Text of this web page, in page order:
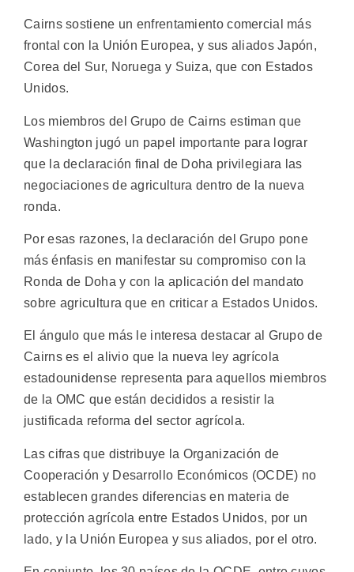
Cairns sostiene un enfrentamiento comercial más
frontal con la Unión Europea, y sus aliados Japón,
Corea del Sur, Noruega y Suiza, que con Estados
Unidos.
Los miembros del Grupo de Cairns estiman que
Washington jugó un papel importante para lograr
que la declaración final de Doha privilegiara las
negociaciones de agricultura dentro de la nueva
ronda.
Por esas razones, la declaración del Grupo pone
más énfasis en manifestar su compromiso con la
Ronda de Doha y con la aplicación del mandato
sobre agricultura que en criticar a Estados Unidos.
El ángulo que más le interesa destacar al Grupo de
Cairns es el alivio que la nueva ley agrícola
estadounidense representa para aquellos miembros
de la OMC que están decididos a resistir la
justificada reforma del sector agrícola.
Las cifras que distribuye la Organización de
Cooperación y Desarrollo Económicos (OCDE) no
establecen grandes diferencias en materia de
protección agrícola entre Estados Unidos, por un
lado, y la Unión Europea y sus aliados, por el otro.